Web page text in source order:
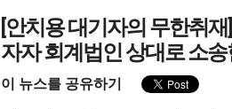
[안치용 대기자의 무한취
자자 회계법인 상대로 소
이 뉴스를 공유하기